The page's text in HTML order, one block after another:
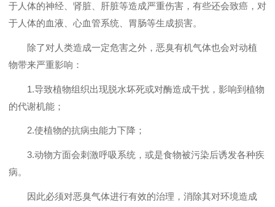
于人体的神经、肾脏、肝脏等造成严重伤害，有些还会致癌，对
于人体的血液、心血管系统、胃肠等生成损害。
除了对人类造成一定危害之外，恶臭有机气体也会对动植
物带来严重影响：
1.导致植物组织出现脱水坏死或对酶造成干扰，影响到植物
的代谢机能；
2.使植物的抗病虫能力下降；
3.动物方面会刺激呼吸系统，或是食物被污染后诱发各种疾
病。
因此必须对恶臭气体进行有效的治理，消除其对环境造成